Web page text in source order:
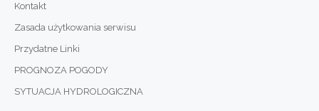
Kontakt
Zasada użytkowania serwisu
Przydatne Linki
PROGNOZA POGODY
SYTUACJA HYDROLOGICZNA